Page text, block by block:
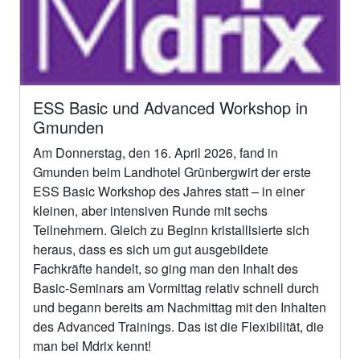
ESS Basic und Advanced Workshop in
Gmunden
Am Donnerstag, den 16. April 2026, fand in
Gmunden beim Landhotel Grünbergwirt der erste
ESS Basic Workshop des Jahres statt – in einer
kleinen, aber intensiven Runde mit sechs
Teilnehmern. Gleich zu Beginn kristallisierte sich
heraus, dass es sich um gut ausgebildete
Fachkräfte handelt, so ging man den Inhalt des
Basic-Seminars am Vormittag relativ schnell durch
und begann bereits am Nachmittag mit den Inhalten
des Advanced Trainings. Das ist die Flexibilität, die
man bei Mdrix kennt!